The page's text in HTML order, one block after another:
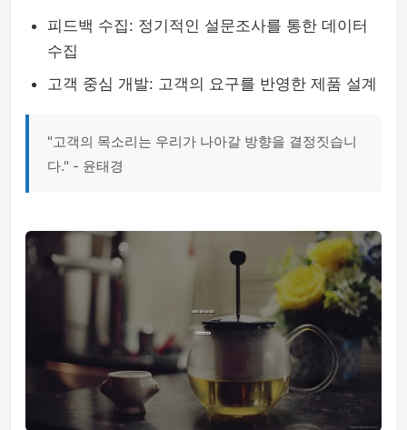
피드백 수집: 정기적인 설문조사를 통한 데이터
수집
고객 중심 개발: 고객의 요구를 반영한 제품 설계
"고객의 목소리는 우리가 나아갈 방향을 결정짓습니
다." - 윤태경